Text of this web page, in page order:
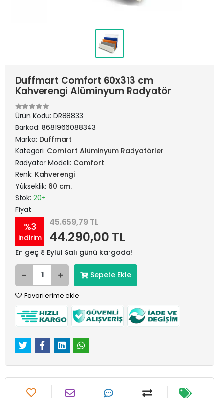
Duffmart Comfort 60x313 cm
Kahverengi Alüminyum Radyatör
Ürün Kodu: DR88833
Barkod: 8681966088343
Marka: Duffmart
Kategori: Comfort Alüminyum Radyatörler
Radyatör Modeli: Comfort
Renk: Kahverengi
Yükseklik: 60 cm.
Stok: 20+
Fiyat
%3
indirim
45.659,79 TL
44.290,00 TL
En geç 8 Eylül Salı günü kargoda!
Sepete Ekle
Favorilerime ekle